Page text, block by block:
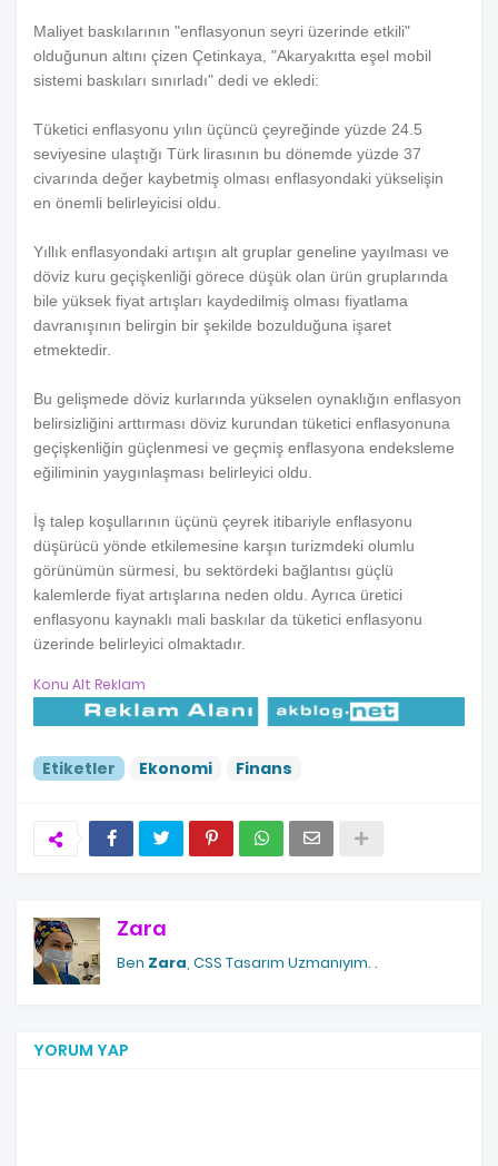
Maliyet baskılarının "enflasyonun seyri üzerinde etkili"
olduğunun altını çizen Çetinkaya, "Akaryakıtta eşel mobil
sistemi baskıları sınırladı" dedi ve ekledi:
Tüketici enflasyonu yılın üçüncü çeyreğinde yüzde 24.5
seviyesine ulaştığı Türk lirasının bu dönemde yüzde 37
civarında değer kaybetmiş olması enflasyondaki yükselişin
en önemli belirleyicisi oldu.
Yıllık enflasyondaki artışın alt gruplar geneline yayılması ve
döviz kuru geçişkenliği görece düşük olan ürün gruplarında
bile yüksek fiyat artışları kaydedilmiş olması fiyatlama
davranışının belirgin bir şekilde bozulduğuna işaret
etmektedir.
Bu gelişmede döviz kurlarında yükselen oynaklığın enflasyon
belirsizliğini arttırması döviz kurundan tüketici enflasyonuna
geçişkenliğin güçlenmesi ve geçmiş enflasyona endeksleme
eğiliminin yaygınlaşması belirleyici oldu.
İş talep koşullarının üçünü çeyrek itibariyle enflasyonu
düşürücü yönde etkilemesine karşın turizmdeki olumlu
görünümün sürmesi, bu sektördeki bağlantısı güçlü
kalemlerde fiyat artışlarına neden oldu. Ayrıca üretici
enflasyonu kaynaklı mali baskılar da tüketici enflasyonu
üzerinde belirleyici olmaktadır.
Konu Alt Reklam
Etiketler Ekonomi Finans
Zara
Ben Zara, CSS Tasarım Uzmanıyım. .
YORUM YAP